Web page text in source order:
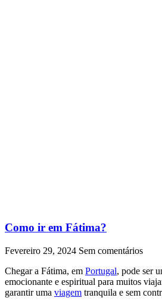
Como ir em Fátima?
Fevereiro 29, 2024 Sem comentários
Chegar a Fátima, em Portugal, pode ser
emocionante e espiritual para muitos
garantir uma viagem tranquila e sem